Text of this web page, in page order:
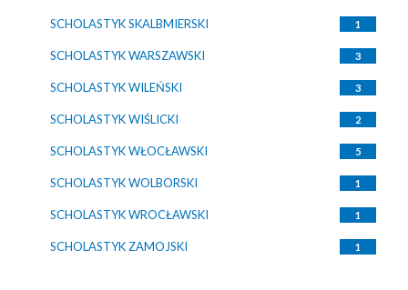
SCHOLASTYK SKALBMIERSKI 1
SCHOLASTYK WARSZAWSKI 3
SCHOLASTYK WILEŃSKI 3
SCHOLASTYK WIŚLICKI 2
SCHOLASTYK WŁOCŁAWSKI 5
SCHOLASTYK WOLBORSKI 1
SCHOLASTYK WROCŁAWSKI 1
SCHOLASTYK ZAMOJSKI 1